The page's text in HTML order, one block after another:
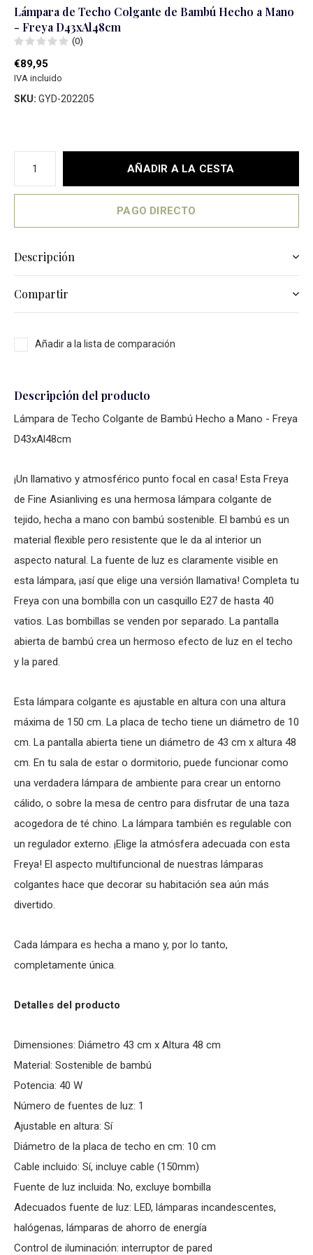
Lámpara de Techo Colgante de Bambú Hecho a Mano
- Freya D43xAl48cm
(0)
€89,95
IVA incluido
SKU: GYD-202205
AÑADIR A LA CESTA
PAGO DIRECTO
Descripción
Compartir
Añadir a la lista de comparación
Descripción del producto
Lámpara de Techo Colgante de Bambú Hecho a Mano - Freya
D43xAl48cm
¡Un llamativo y atmosférico punto focal en casa! Esta Freya
de Fine Asianliving es una hermosa lámpara colgante de
tejido, hecha a mano con bambú sostenible. El bambú es un
material flexible pero resistente que le da al interior un
aspecto natural. La fuente de luz es claramente visible en
esta lámpara, ¡así que elige una versión llamativa! Completa tu
Freya con una bombilla con un casquillo E27 de hasta 40
vatios. Las bombillas se venden por separado. La pantalla
abierta de bambú crea un hermoso efecto de luz en el techo
y la pared.
Esta lámpara colgante es ajustable en altura con una altura
máxima de 150 cm. La placa de techo tiene un diámetro de 10
cm. La pantalla abierta tiene un diámetro de 43 cm x altura 48
cm. En tu sala de estar o dormitorio, puede funcionar como
una verdadera lámpara de ambiente para crear un entorno
cálido, o sobre la mesa de centro para disfrutar de una taza
acogedora de té chino. La lámpara también es regulable con
un regulador externo. ¡Elige la atmósfera adecuada con esta
Freya! El aspecto multifuncional de nuestras lámparas
colgantes hace que decorar su habitación sea aún más
divertido.
Cada lámpara es hecha a mano y, por lo tanto,
completamente única.
Detalles del producto
Dimensiones: Diámetro 43 cm x Altura 48 cm
Material: Sostenible de bambú
Potencia: 40 W
Número de fuentes de luz: 1
Ajustable en altura: Sí­
Diámetro de la placa de techo en cm: 10 cm
Cable incluido: Sí­, incluye cable (150mm)
Fuente de luz incluida: No, excluye bombilla
Adecuados fuente de luz: LED, lámparas incandescentes,
halógenas, lámparas de ahorro de energía
Control de iluminación: interruptor de pared